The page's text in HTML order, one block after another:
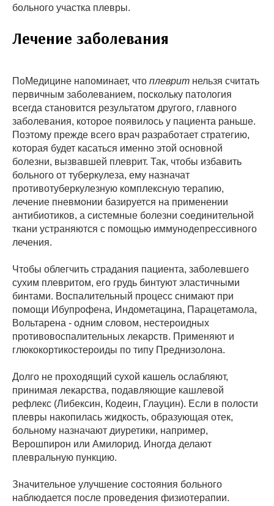
больного участка плевры.
Лечение заболевания
ПоМедицине напоминает, что плеврит нельзя считать
первичным заболеванием, поскольку патология
всегда становится результатом другого, главного
заболевания, которое появилось у пациента раньше.
Поэтому прежде всего врач разработает стратегию,
которая будет касаться именно этой основной
болезни, вызвавшей плеврит. Так, чтобы избавить
больного от туберкулеза, ему назначат
противотуберкулезную комплексную терапию,
лечение пневмонии базируется на применении
антибиотиков, а системные болезни соединительной
ткани устраняются с помощью иммунодепрессивного
лечения.
Чтобы облегчить страдания пациента, заболевшего
сухим плевритом, его грудь бинтуют эластичными
бинтами. Воспалительный процесс снимают при
помощи Ибупрофена, Индометацина, Парацетамола,
Вольтарена - одним словом, нестероидных
противовоспалительных лекарств. Применяют и
глюкокортикостероиды по типу Преднизолона.
Долго не проходящий сухой кашель ослабляют,
принимая лекарства, подавляющие кашлевой
рефлекс (Либексин, Кодеин, Глауцин). Если в полости
плевры накопилась жидкость, образующая отек,
больному назначают диуретики, например,
Верошпирон или Амилорид. Иногда делают
плевральную пункцию.
Значительное улучшение состояния больного
наблюдается после проведения физиотерапии.